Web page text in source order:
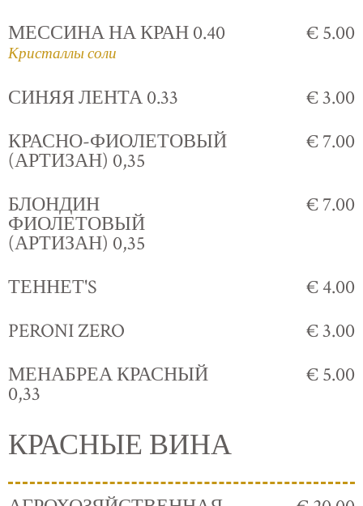
МЕССИНА НА КРАН 0.40
Кристаллы соли
€ 5.00
СИНЯЯ ЛЕНТА 0.33
€ 3.00
КРАСНО-ФИОЛЕТОВЫЙ
(АРТИЗАН) 0,35
€ 7.00
БЛОНДИН
ФИОЛЕТОВЫЙ
(АРТИЗАН) 0,35
€ 7.00
ТЕННЕТ'S
€ 4.00
PERONI ZERO
€ 3.00
МЕНАБРЕА КРАСНЫЙ
0,33
€ 5.00
КРАСНЫЕ ВИНА